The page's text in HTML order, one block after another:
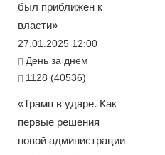
был приближен к
власти»
27.01.2025 12:00
День за днем
1128 (40536)
«Трамп в ударе. Как
первые решения
новой администрации